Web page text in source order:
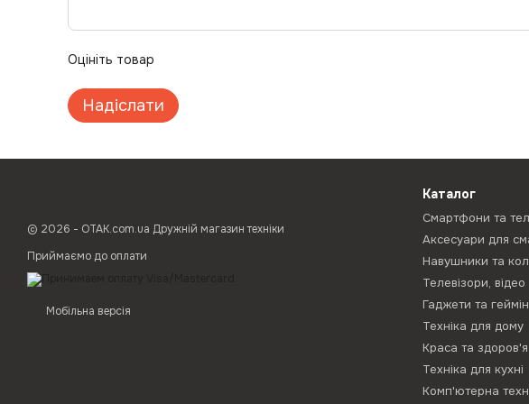
Оцініть товар
Надіслати
© 2026 - ОТАК.com.ua Дружній магазин техніки
Приймаємо до оплати
Мобільна версія
Каталог
Смартфони та
Аксесуари для
Навушники та
Телевізори, відео
Гаджети та
Техніка для дому
Краса та здоров'я
Техніка для кухні
Комп'ютерна